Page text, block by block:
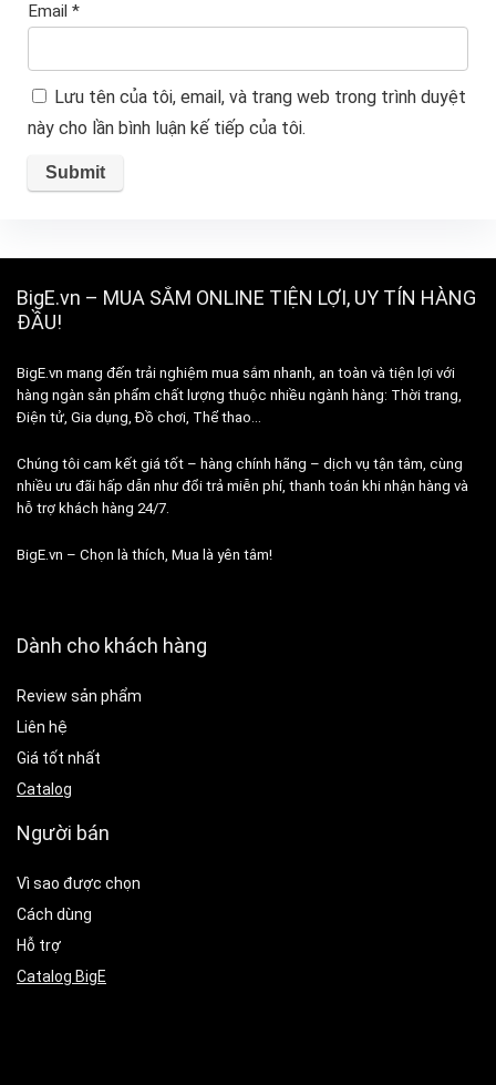
Email *
Lưu tên của tôi, email, và trang web trong trình duyệt
này cho lần bình luận kế tiếp của tôi.
BigE.vn – MUA SẮM ONLINE TIỆN LỢI, UY TÍN HÀNG
ĐẦU!
BigE.vn mang đến trải nghiệm mua sắm nhanh, an toàn và tiện lợi với
hàng ngàn sản phẩm chất lượng thuộc nhiều ngành hàng: Thời trang,
Điện tử, Gia dụng, Đồ chơi, Thể thao…
Chúng tôi cam kết giá tốt – hàng chính hãng – dịch vụ tận tâm, cùng
nhiều ưu đãi hấp dẫn như đổi trả miễn phí, thanh toán khi nhận hàng và
hỗ trợ khách hàng 24/7.
BigE.vn – Chọn là thích, Mua là yên tâm!
Dành cho khách hàng
Review sản phẩm
Liên hệ
Giá tốt nhất
Catalog
Người bán
Vì sao được chọn
Cách dùng
Hỗ trợ
Catalog BigE